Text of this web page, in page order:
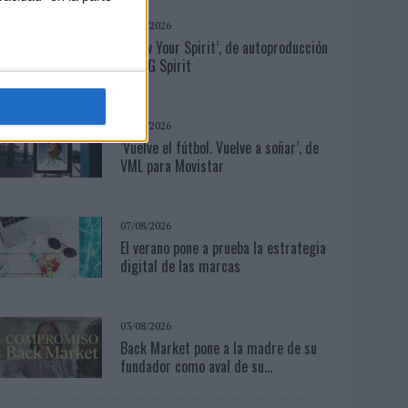
07/08/2026
‘Show Your Spirit’, de autoproducción
de MG Spirit
03/08/2026
‘Vuelve el fútbol. Vuelve a soñar’, de
VML para Movistar
07/08/2026
El verano pone a prueba la estrategia
digital de las marcas
03/08/2026
Back Market pone a la madre de su
fundador como aval de su...